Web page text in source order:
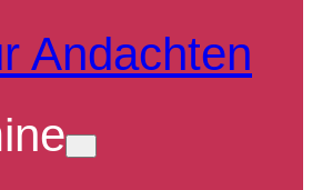
Andachten